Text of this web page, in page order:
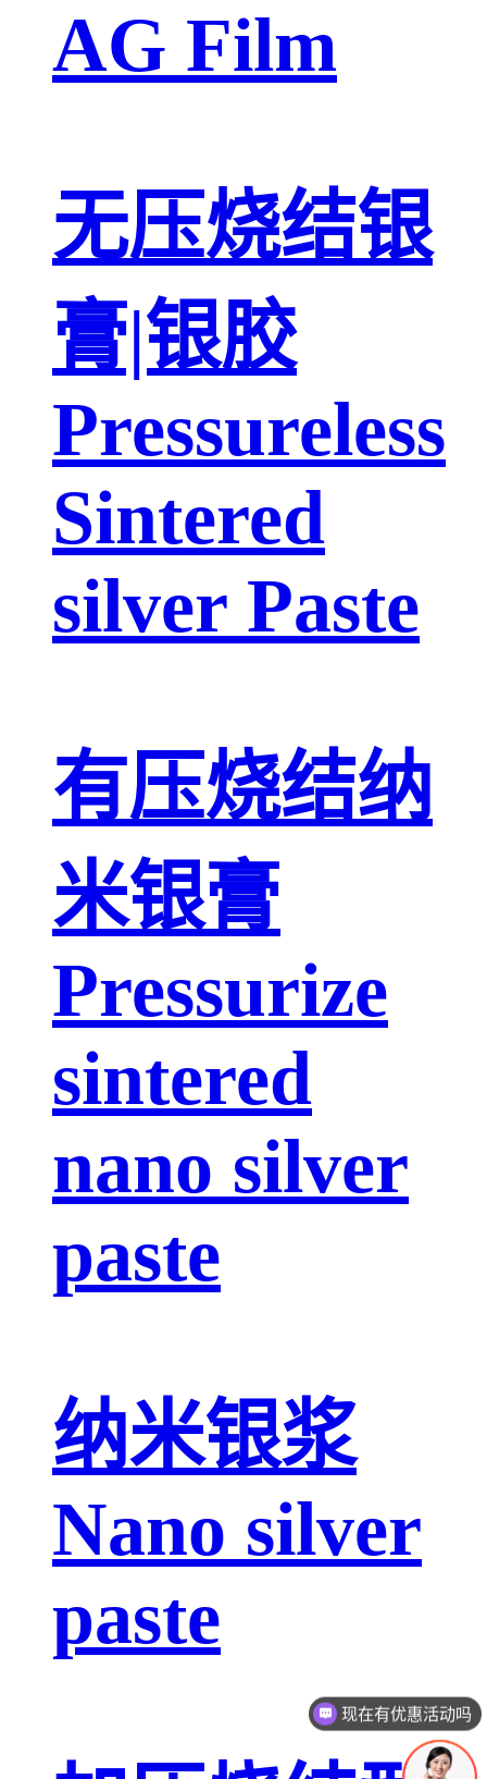
AG Film
无压烧结银
膏|银胶
Pressureless
Sintered
silver Paste
有压烧结纳
米银膏
Pressurize
sintered
nano silver
paste
纳米银浆
Nano silver
paste
可以介绍下你们的产品么